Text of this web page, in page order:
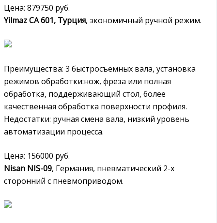
Цена: 879750 руб.
Yilmaz CА 601, Турция, экономичный ручной режим.
Преимущества: 3 быстросъемных вала, установка
режимов обработки:нож, фреза или полная
обработка, поддерживающий стол, более
качественная обработка поверхности профиля.
Недостатки: ручная смена вала, низкий уровень
автоматизации процесса.
Цена: 156000 руб.
Nisan NIS-09, Германия, пневматический 2-х
сторонний с пневмоприводом.